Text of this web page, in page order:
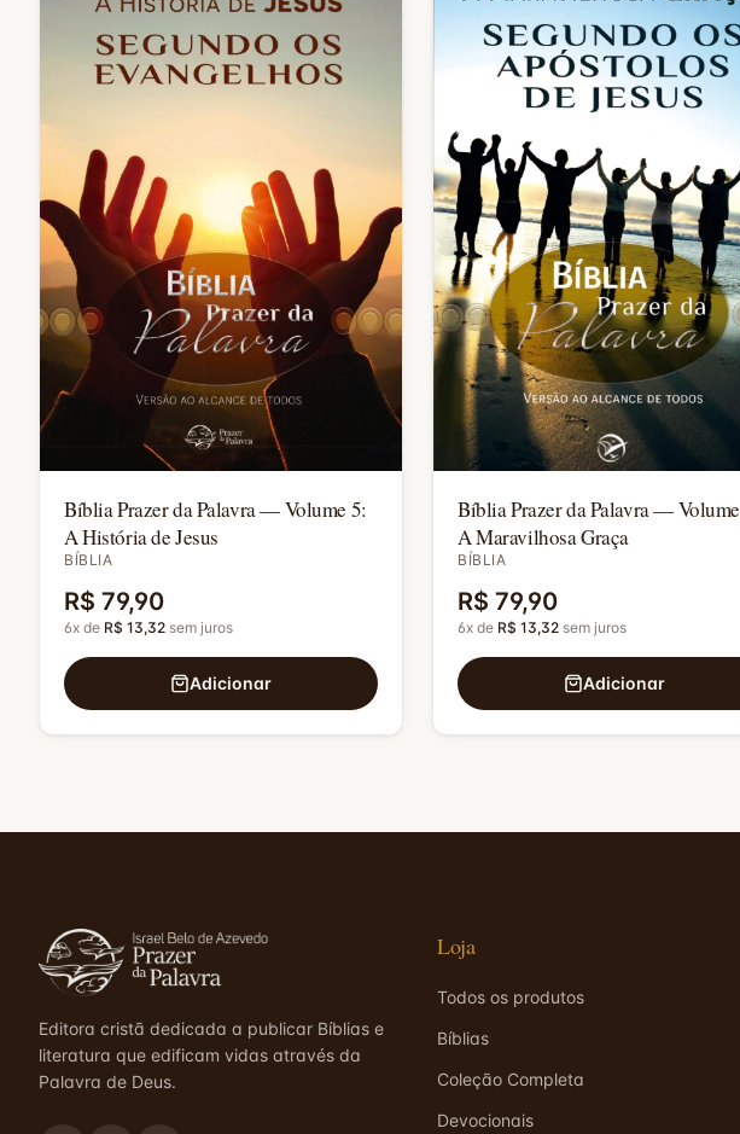
Bíblia Prazer da Palavra — Volume 5:
A História de Jesus
BÍBLIA
R$ 79,90
6x de R$ 13,32 sem juros
Adicionar
Bíblia Prazer da Palavra —
A Maravilhosa Graça
BÍBLIA
R$ 79,90
6x de R$ 13,32 sem juros
Adicionar
Editora cristã dedicada a publicar Bíblias e
literatura que edificam vidas através da
Palavra de Deus.
Loja
Todos os produtos
Bíblias
Coleção Completa
Devocionais